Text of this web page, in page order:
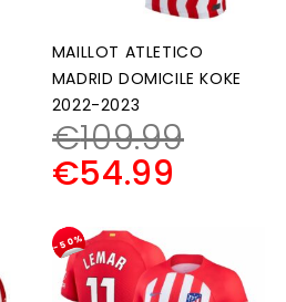
MAILLOT ATLETICO
MADRID DOMICILE KOKE
2022-2023
€109.99
€54.99
-50%